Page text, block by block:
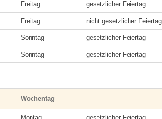
Freitag gesetzlicher Feiertag
Freitag nicht gesetzlicher Feiertag
Sonntag gesetzlicher Feiertag
Sonntag gesetzlicher Feiertag
Wochentag
Montag gesetzlicher Feiertag